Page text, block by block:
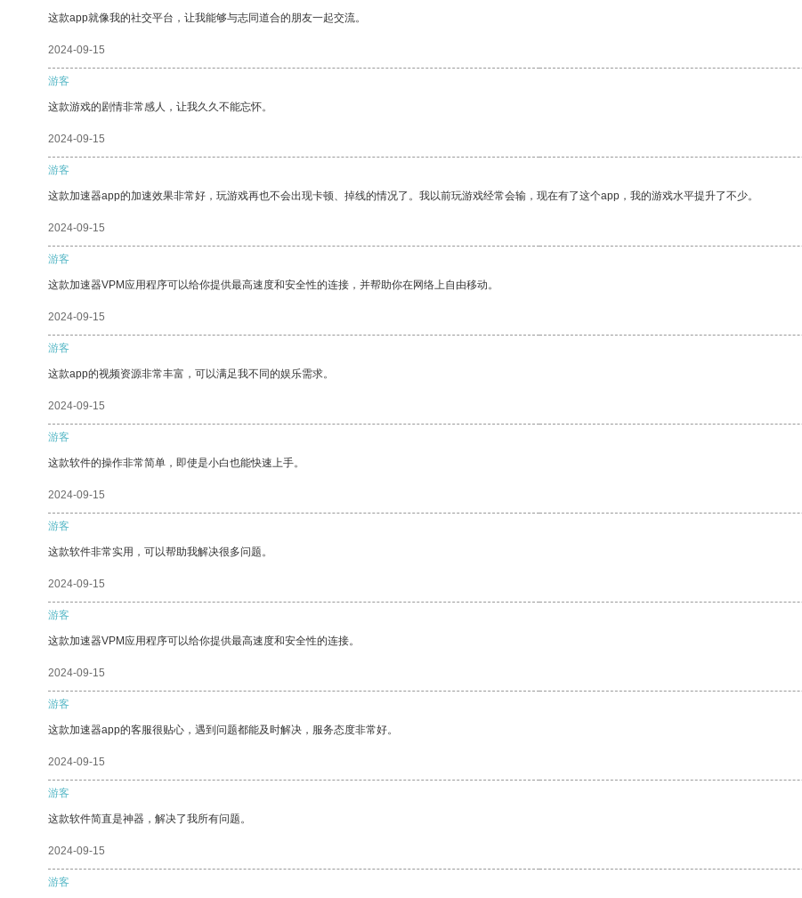
这款app就像我的社交平台，让我能够与志同道合的朋友一起交流。
2024-09-15
游客
这款游戏的剧情非常感人，让我久久不能忘怀。
2024-09-15
游客
这款加速器app的加速效果非常好，玩游戏再也不会出现卡顿、掉线的情况了。我以前玩游戏经常会输，现在有了这个app，我的游戏水平提升了不少。
2024-09-15
游客
这款加速器VPM应用程序可以给你提供最高速度和安全性的连接，并帮助你在网络上自由移动。
2024-09-15
游客
这款app的视频资源非常丰富，可以满足我不同的娱乐需求。
2024-09-15
游客
这款软件的操作非常简单，即使是小白也能快速上手。
2024-09-15
游客
这款软件非常实用，可以帮助我解决很多问题。
2024-09-15
游客
这款加速器VPM应用程序可以给你提供最高速度和安全性的连接。
2024-09-15
游客
这款加速器app的客服很贴心，遇到问题都能及时解决，服务态度非常好。
2024-09-15
游客
这款软件简直是神器，解决了我所有问题。
2024-09-15
游客